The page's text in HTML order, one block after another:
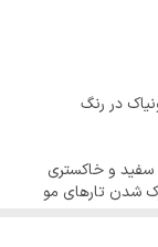
که بسیار آسیب
ازآنها نه تنها
می توان به وجود
می شود به همین دلیل
کراتین مرغوب و با
می کند.
در رنگ
و خاکستری
شدن تارهای مو